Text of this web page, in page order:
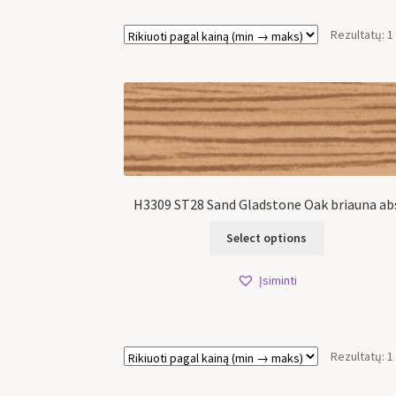
Rezultatų: 1
H3309 ST28 Sand Gladstone Oak briauna
Select options
Įsiminti
Rezultatų: 1